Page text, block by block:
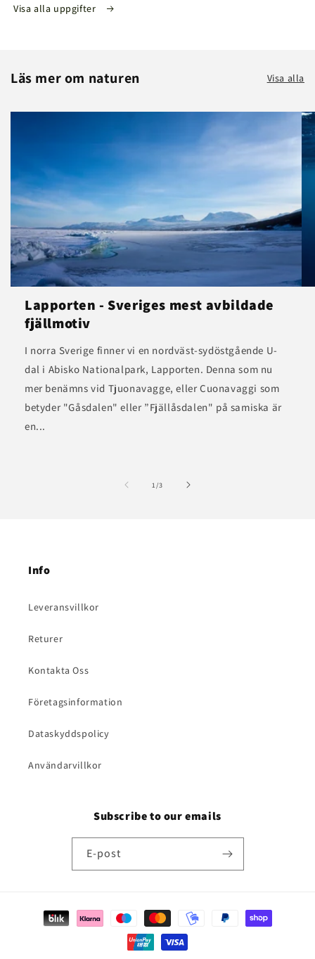
Visa alla uppgifter
Läs mer om naturen Visa alla
Lapporten - Sveriges mest avbildade
fjällmotiv
I norra Sverige finner vi en nordväst-sydöstgående U-
dal i Abisko Nationalpark, Lapporten. Denna som nu
mer benämns vid Tjuonavagge, eller Cuonavaggi som
betyder "Gåsdalen" eller ”Fjällåsdalen" på samiska är
en...
1/av
3
Info
Leveransvillkor
Returer
Kontakta Oss
Företagsinformation
Dataskyddspolicy
Användarvillkor
Subscribe to our emails
E-post
Betalningsmetoder